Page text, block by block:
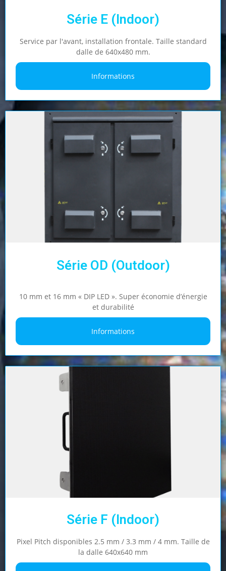
Série E (Indoor)
Service par l'avant, installation frontale. Taille standard
dalle de 640x480 mm.
Informations
Série OD (Outdoor)
10 mm et 16 mm « DIP LED ». Super économie d’énergie
et durabilité
Informations
Série F (Indoor)
Pixel Pitch disponibles 2.5 mm / 3.3 mm / 4 mm. Taille de
la dalle 640x640 mm